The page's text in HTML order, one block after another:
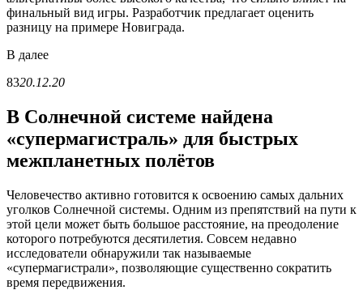
финальный вид игры. Разработчик предлагает оценить
разницу на примере Новиграда.
В далее
8320.12.20
В Солнечной системе найдена
«супермагистраль» для быстрых
межпланетных полётов
Человечество активно готовится к освоению самых дальних
уголков Солнечной системы. Одним из препятствий на пути к
этой цели может быть большое расстояние, на преодоление
которого потребуются десятилетия. Совсем недавно
исследователи обнаружили так называемые
«супермагистрали», позволяющие существенно сократить
время передвижения.